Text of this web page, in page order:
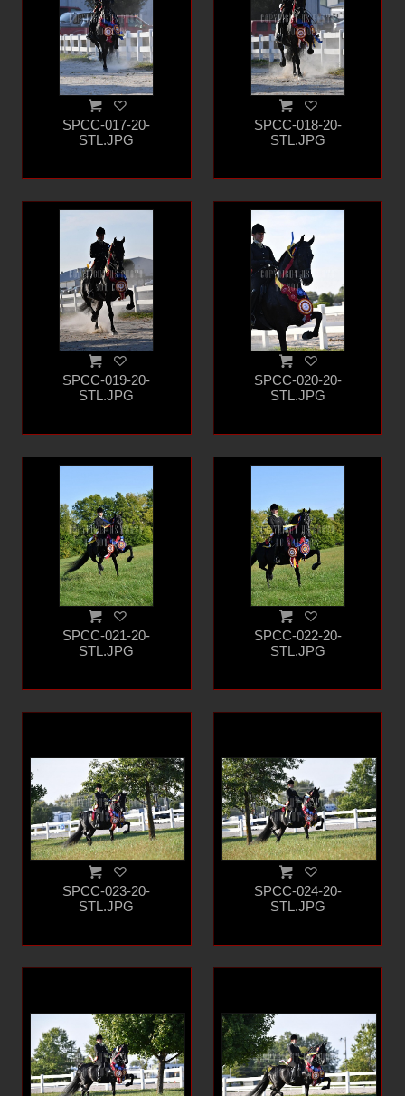
SPCC-017-20-
STL.JPG
SPCC-018-20-
STL.JPG
SPCC-019-20-
STL.JPG
SPCC-020-20-
STL.JPG
SPCC-021-20-
STL.JPG
SPCC-022-20-
STL.JPG
SPCC-023-20-
STL.JPG
SPCC-024-20-
STL.JPG